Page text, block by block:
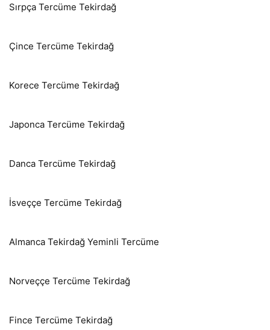
Sırpça Tercüme Tekirdağ
Çince Tercüme Tekirdağ
Korece Tercüme Tekirdağ
Japonca Tercüme Tekirdağ
Danca Tercüme Tekirdağ
İsveççe Tercüme Tekirdağ
Almanca Tekirdağ Yeminli Tercüme
Norveççe Tercüme Tekirdağ
Fince Tercüme Tekirdağ